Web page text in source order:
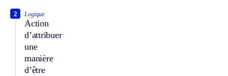
Logique.
Action
d’attribuer
une
manière
d’être
2